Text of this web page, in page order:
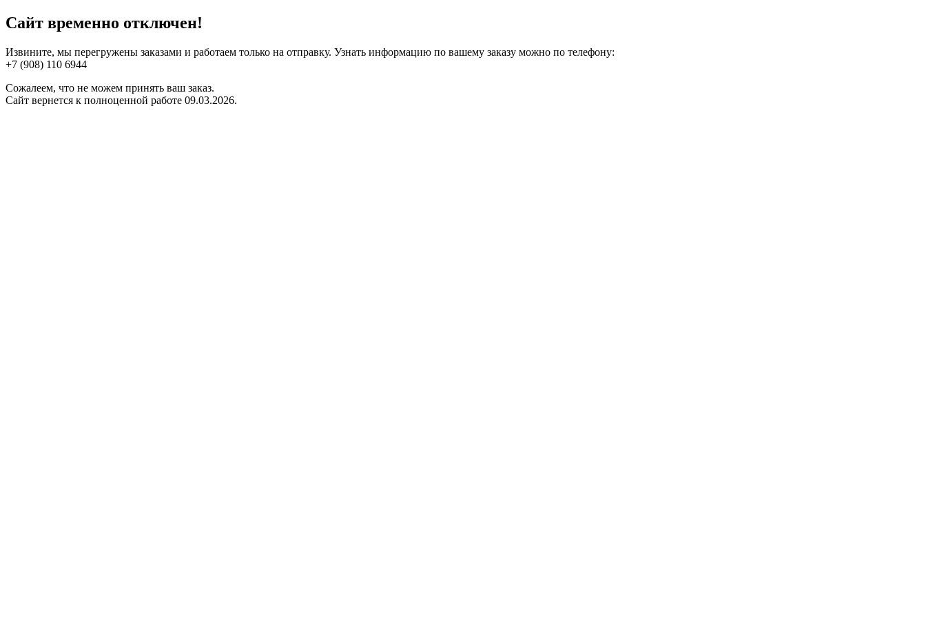
Сайт временно отключен!
Извините, мы перегружены заказами и работаем только на отправку. Узнать информацию по вашему заказу можно по телефону:
+7 (908) 110 6944
Сожалеем, что не можем принять ваш заказ.
Сайт вернется к полноценной работе 09.03.2026.